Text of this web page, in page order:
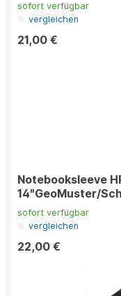
sofort verfügbar
vergleichen
21,00 €
Notebooksleeve
14"GeoMuster/
sofort verfügbar
vergleichen
22,00 €